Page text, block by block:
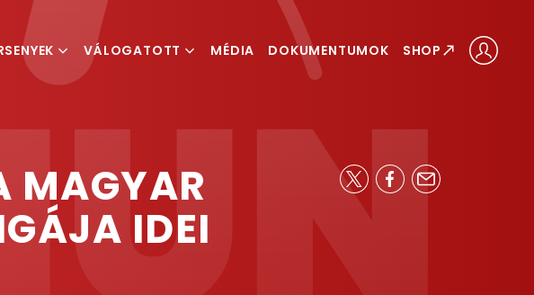
VÁLOGATOTT MÉDIA DOKUMENTUMOK SHOP
MAGYAR
IDEI